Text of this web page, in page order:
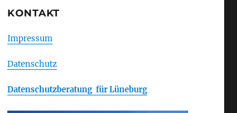
KONTAKT
Impressum
Datenschutz
Datenschutzberatung für Lüneburg